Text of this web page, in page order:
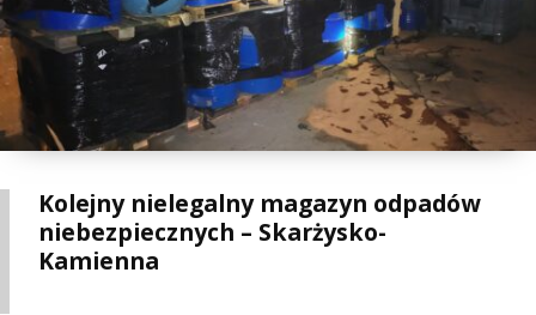
Kolejny nielegalny magazyn odpadów
niebezpiecznych – Skarżysko-
Kamienna